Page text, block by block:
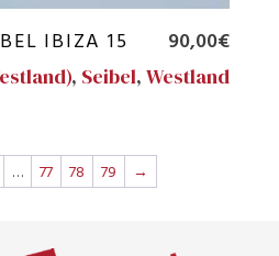
IBIZA 15 90,00€
, Seibel,Westland
… 77 78 79 →